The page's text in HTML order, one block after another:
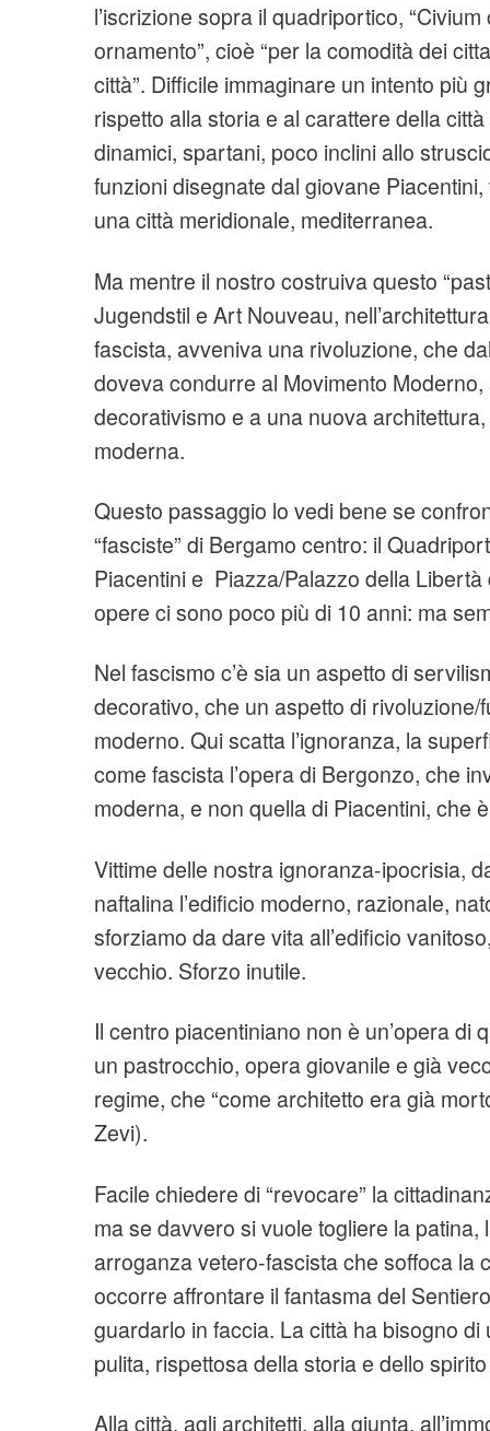
l’iscrizione sopra il quadriportico,
ornamento”, cioè “per la comodità dei
città”. Difficile immaginare un intento più
rispetto alla storia e al carattere della
dinamici, spartani, poco inclini allo
funzioni disegnate dal giovane
una città meridionale, mediterranea.
Ma mentre il nostro costruiva questo
Jugendstil e Art Nouveau,
fascista, avveniva una rivoluzione, che
doveva condurre al Movimento Moderno,
decorativismo e a una nuova
moderna.
Questo passaggio lo vedi bene se
“fasciste” di Bergamo centro: il
Piacentini e Piazza/Palazzo della
opere ci sono poco più di 10 anni: ma
Nel fascismo c’è sia un aspetto di
decorativo, che un aspetto di
moderno. Qui scatta l’ignoranza, la
come fascista l’opera di Bergonzo, che
moderna, e non quella di Piacentini, che
Vittime delle nostra ignoranza-ipocrisia,
naftalina l’edificio moderno, razionale,
sforziamo da dare vita all’edificio
vecchio. Sforzo inutile.
Il centro piacentiniano non è un’opera di
un pastrocchio, opera giovanile e già
regime, che “come architetto era già
Zevi).
Facile chiedere di “revocare” la
ma se davvero si vuole togliere la patina,
arroganza vetero-fascista che soffoca la
occorre affrontare il fantasma del
guardarlo in faccia. La città ha bisogno di
pulita, rispettosa della storia e dello
Alla città, agli architetti, alla giunta,